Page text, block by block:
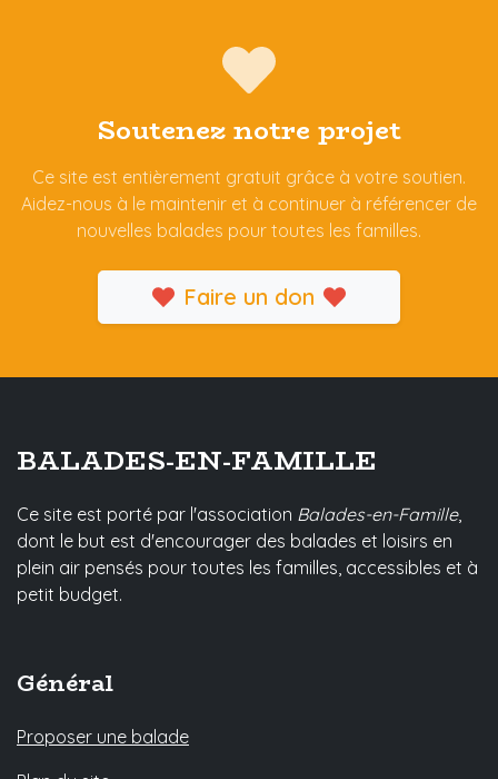
Soutenez notre projet
Ce site est entièrement gratuit grâce à votre soutien.
Aidez-nous à le maintenir et à continuer à référencer de
nouvelles balades pour toutes les familles.
Faire un don
BALADES-EN-FAMILLE
Ce site est porté par l'association Balades-en-Famille,
dont le but est d'encourager des balades et loisirs en
plein air pensés pour toutes les familles, accessibles et à
petit budget.
Général
Proposer une balade